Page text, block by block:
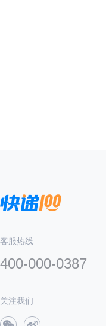
客服热线
400-000-0387
关注我们